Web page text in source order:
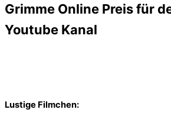
Grimme Online Preis für
Youtube Kanal
Lustige Filmchen: